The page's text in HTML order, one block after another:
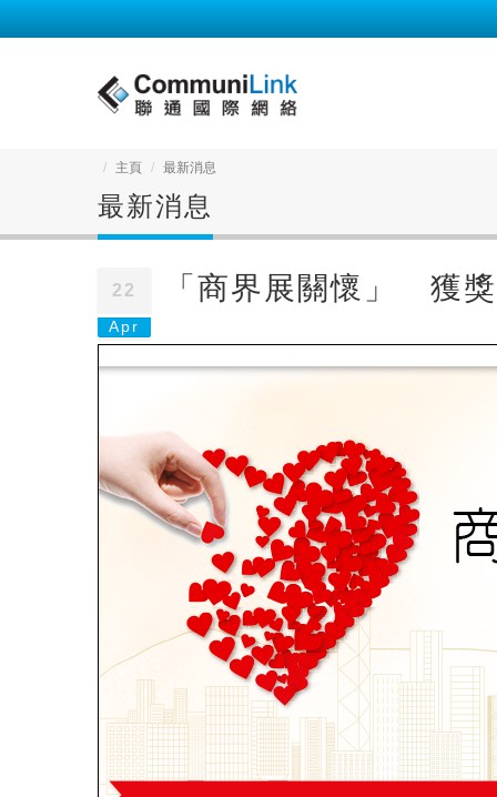
主頁 最新消息
最新消息
22
Apr
「商界展關懷」 獲